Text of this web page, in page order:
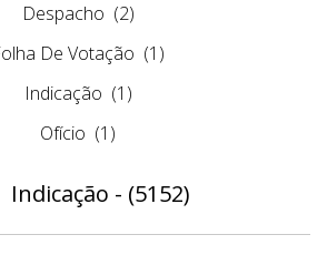
Despacho (2)
De Votação (1)
Indicação (1)
Ofício (1)
Indicação - (5152)